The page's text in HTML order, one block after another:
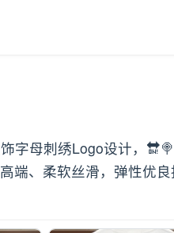
字母刺绣Logo设计，
端、柔软丝滑，弹性优